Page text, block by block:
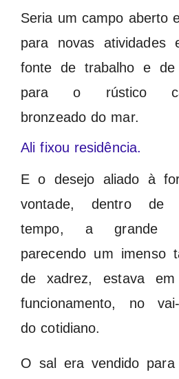
Seria um campo aberto
para novas atividades
fonte de trabalho e de
para o rústico
bronzeado do mar.
Ali fixou residência.
E o desejo aliado à
vontade, dentro de
tempo, a grande
parecendo um imenso
de xadrez, estava em
funcionamento, no
do cotidiano.
O sal era vendido para